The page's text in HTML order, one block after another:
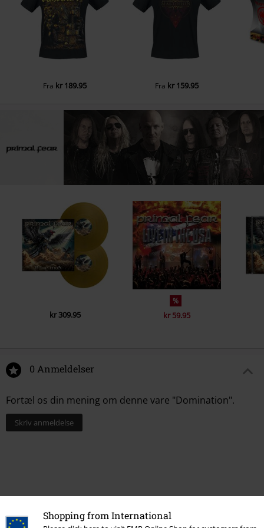
Shopping from International
A Tune I Won't Forget
Bridges Will Burn
Fra kr 189.95 Fra kr 159.95
kr 309.95
%
kr 59.95
0 Anmeldelser
Fortæl os din mening om denne vare "Domination".
Skriv anmeldelse